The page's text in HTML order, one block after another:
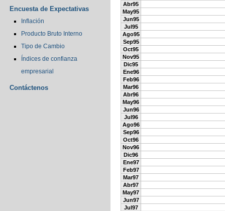
Encuesta de Expectativas
Inflación
Producto Bruto Interno
Tipo de Cambio
Índices de confianza
empresarial
Contáctenos
Abr95
May95
Jun95
Jul95
Ago95
Sep95
Oct95
Nov95
Dic95
Ene96
Feb96
Mar96
Abr96
May96
Jun96
Jul96
Ago96
Sep96
Oct96
Nov96
Dic96
Ene97
Feb97
Mar97
Abr97
May97
Jun97
Jul97